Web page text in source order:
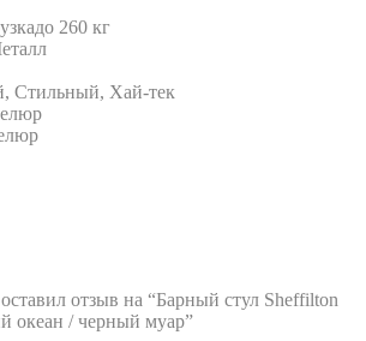
до 260 кг
Стильный, Хай-тек
отзыв на “Барный стул Sheffilton
океан / черный муар”